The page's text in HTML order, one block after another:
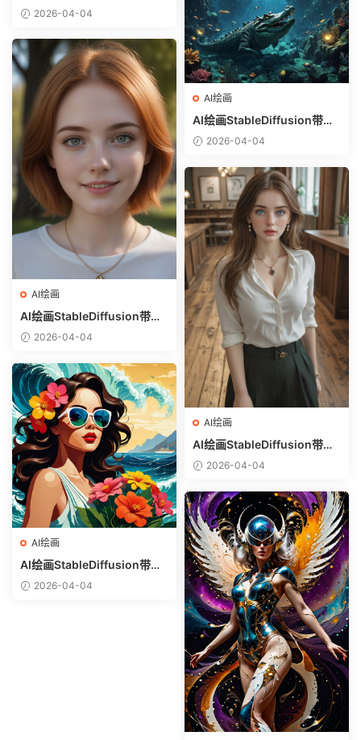
息样图（civitai.com网站精
2026-04-04
AI绘画
AI绘画StableDiffusion带信
息样图（civitai.com网站精
2026-04-04
AI绘画
AI绘画StableDiffusion带信
息样图（civitai.com网站精
2026-04-04
AI绘画
AI绘画StableDiffusion带信
息样图（civitai.com网站精
2026-04-04
AI绘画
AI绘画StableDiffusion带信
息样图（civitai.com网站精
2026-04-04